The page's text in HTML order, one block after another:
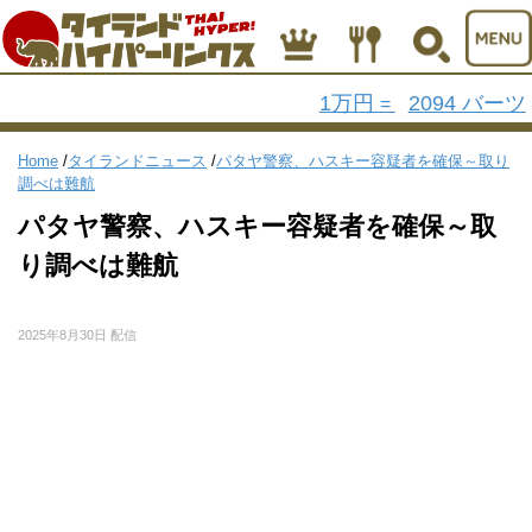
1万円 = 2094 バーツ
Home /タイランドニュース /パタヤ警察、ハスキー容疑者を確保～取り
調べは難航
パタヤ警察、ハスキー容疑者を確保～取
り調べは難航
2025年8月30日 配信